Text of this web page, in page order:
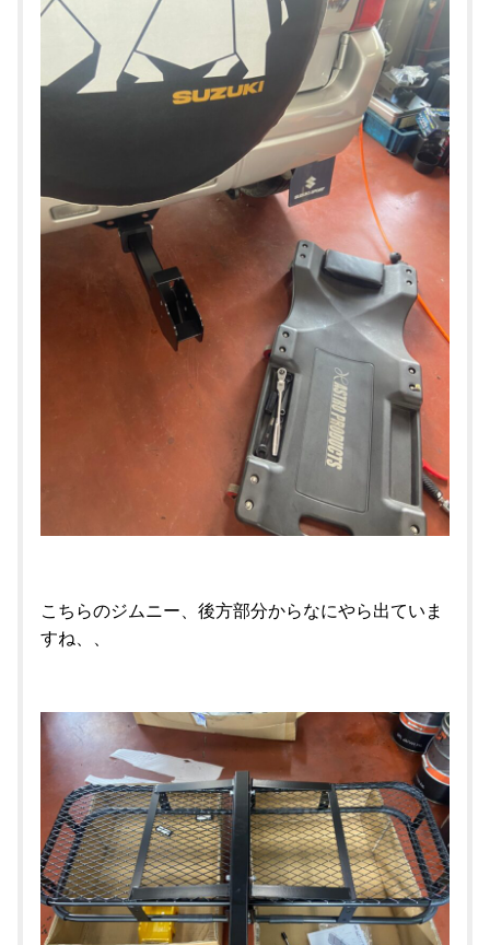
こちらのジムニー、後方部分からなにやら出ていま
すね、、